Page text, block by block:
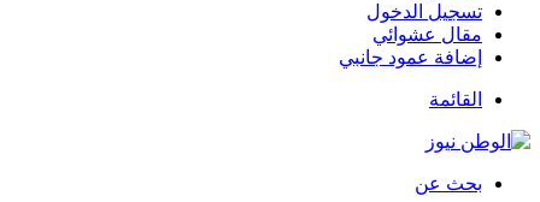
تسجيل الدخول
مقال عشوائي
إضافة عمود جانبي
القائمة
بحث عن